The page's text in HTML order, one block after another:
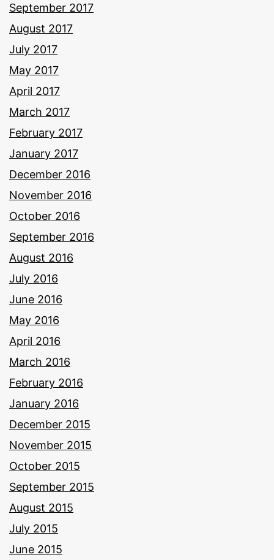
September 2017
August 2017
July 2017
May 2017
April 2017
March 2017
February 2017
January 2017
December 2016
November 2016
October 2016
September 2016
August 2016
July 2016
June 2016
May 2016
April 2016
March 2016
February 2016
January 2016
December 2015
November 2015
October 2015
September 2015
August 2015
July 2015
June 2015